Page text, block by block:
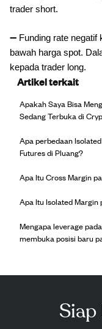
trader short.
➖ Funding rate
bawah harga spot.
kepada trader long.
Artikel terkait
Apakah Saya Bisa
Sedang Terbuka di
Apa perbedaan
Futures di Pluang?
Apa Itu Cross Margin
Apa Itu Isolated Margin
Mengapa leverage
membuka posisi baru